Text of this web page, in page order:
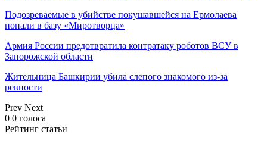
Подозреваемые в убийстве покушавшейся на Ермолаева
попали в базу «Миротворца»
Армия России предотвратила контратаку роботов ВСУ в
Запорожской области
Жительница Башкирии убила слепого знакомого из-за
ревности
Prev Next
0 0 голоса
Рейтинг статьи